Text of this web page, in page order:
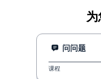
问问题
课程